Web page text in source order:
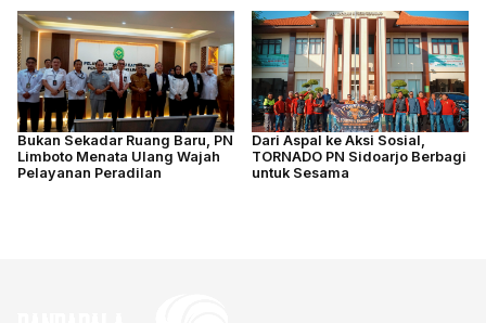
Bukan Sekadar Ruang Baru, PN
Limboto Menata Ulang Wajah
Pelayanan Peradilan
Dari Aspal ke Aksi Sosial,
TORNADO PN Sidoarjo Berbagi
untuk Sesama